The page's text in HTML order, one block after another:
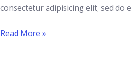
consectetur adipisicing elit, sed do
Read More »